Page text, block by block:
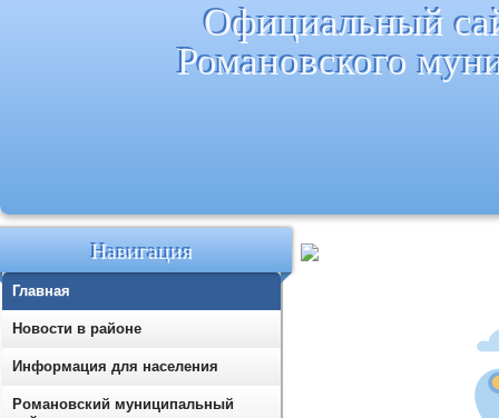
Официальный
Романовского
Навигация
Главная
Новости в районе
Информация для населения
Романовский муниципальный